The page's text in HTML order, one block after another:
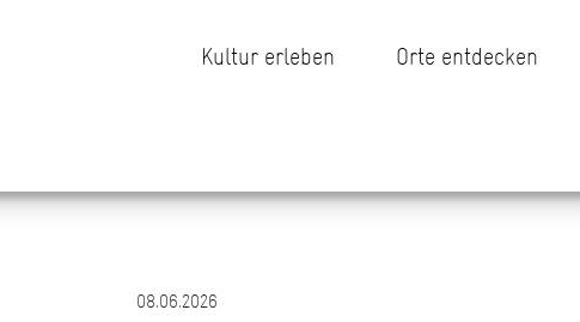
Kultur erleben Orte entdecken
08.06.2026